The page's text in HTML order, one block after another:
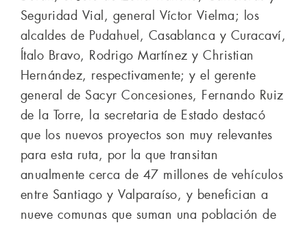
Seguridad Vial, general Víctor Vielma; los
alcaldes de Pudahuel, Casablanca y Curacaví,
Ítalo Bravo, Rodrigo Martínez y Christian
Hernández, respectivamente; y el gerente
general de Sacyr Concesiones, Fernando Ruiz
de la Torre, la secretaria de Estado destacó
que los nuevos proyectos son muy relevantes
para esta ruta, por la que transitan
anualmente cerca de 47 millones de vehículos
entre Santiago y Valparaíso, y benefician a
nueve comunas que suman una población de